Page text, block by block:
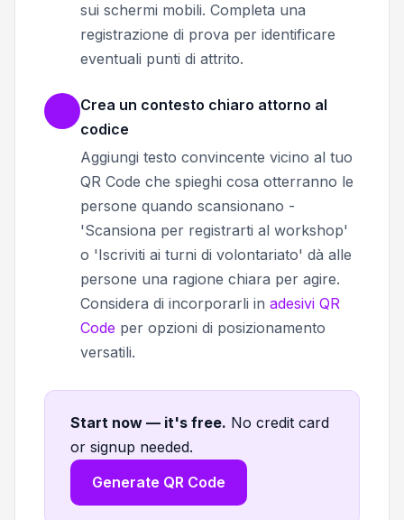
sui schermi mobili. Completa una
registrazione di prova per identificare
eventuali punti di attrito.
Crea un contesto chiaro attorno al
codice
Aggiungi testo convincente vicino al tuo
QR Code che spieghi cosa otterranno le
persone quando scansionano -
'Scansiona per registrarti al workshop'
o 'Iscriviti ai turni di volontariato' dà alle
persone una ragione chiara per agire.
Considera di incorporarli in adesivi QR
Code per opzioni di posizionamento
versatili.
Start now — it's free. No credit card
or signup needed.
Generate QR Code